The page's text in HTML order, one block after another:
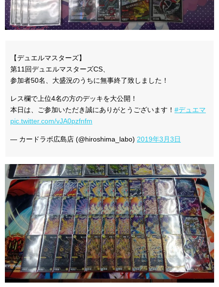
【デュエルマスターズ】
第11回デュエルマスターズCS、
参加者50名、大盛況のうちに無事終了致しました！
レス欄で上位4名の方のデッキを大公開！
本日は、ご参加いただき誠にありがとうございます！ #デュエマ
pic.twitter.com/vJA0pzfnfm
— カードラボ広島店 (@hiroshima_labo) 2019年3月3日